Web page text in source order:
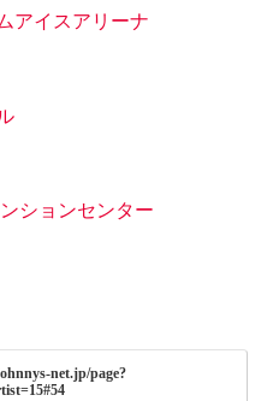
アイスアリーナ
ションセンター
net.jp/page?